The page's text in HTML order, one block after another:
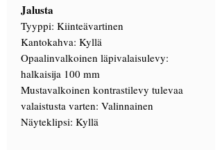
Jalusta
Tyyppi: Kiinteävartinen
Kantokahva: Kyllä
Opaalinvalkoinen läpivalaisulevy:
halkaisija 100 mm
Mustavalkoinen kontrastilevy tulevaa
valaistusta varten: Valinnainen
Näyteklipsi: Kyllä